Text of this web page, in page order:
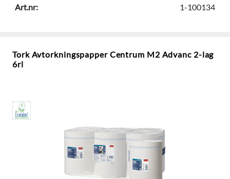
Art.nr:
1-100134
Tork Avtorkningspapper Centrum M2 Advanc 2-lag
6rl